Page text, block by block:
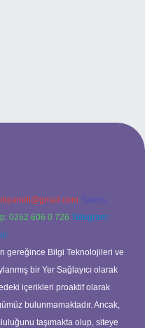
Teams:
0262 606 0 726 Telegram:
gereğince Bilgi Teknolojileri ve
bir Yer Sağlayıcı olarak
içerikleri proaktif olarak
bulunmamaktadır. Ancak,
taşımakta olup, siteye